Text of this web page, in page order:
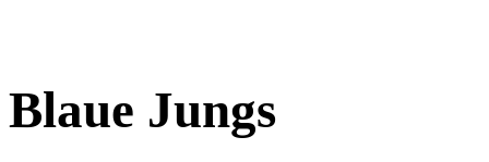
Blaue Jungs